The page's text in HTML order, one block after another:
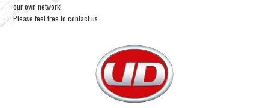
our own network!
Please feel free to contact us.